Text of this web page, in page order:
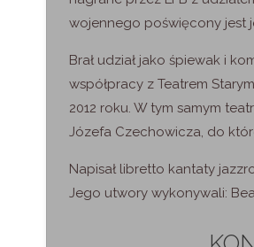
wojennego poświęcony jest
Brał udział jako śpiewak i
współpracy z Teatrem
2012 roku. W tym samym
Józefa Czechowicza, do
Napisał libretto kantaty
Jego utwory wykonywali: